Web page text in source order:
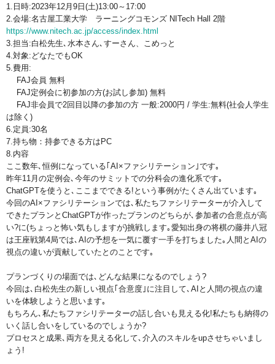
1.日時:2023年12月9日(土)13:00～17:00
2.会場:名古屋工業大学 ラーニングコモンズ NITech Hall 2階
https://www.nitech.ac.jp/access/index.html
3.担当:白松先生､水本さん､すーさん、こめっと
4.対象:どなたでもOK
5.費用:
FAJ会員 無料
FAJ定例会に初参加の方(お試し参加) 無料
FAJ非会員で2回目以降の参加の方 一般:2000円 / 学生:無料(社会人学生
は除く)
6.定員:30名
7.持ち物：持参できる方はPC
8.内容
ここ数年､恒例になっている｢AI×ファシリテーション｣です｡
昨年11月の定例会､今年のサミットでの分科会の進化系です｡
ChatGPTを使うと､ここまでできる!という事例がたくさん出ています｡
今回のAI×ファシリテーションでは､私たちファシリテーターが介入して
できたプランとChatGPTが作ったプランのどちらが､参加者の合意点が高
い?に(ちょっと怖い気もしますが)挑戦します｡愛知出身の将棋の藤井八冠
は王座戦第4局では､AIの予想を一気に覆す一手を打ちました｡人間とAIの
視点の違いが貢献していたとのことです｡
プランづくりの場面では､どんな結果になるのでしょう?
今回は､白松先生の新しい視点｢合意度｣に注目して､AIと人間の視点の違
いを体験しようと思います｡
もちろん､私たちファシリテーターの話し合いも見える化!私たちも納得の
いく話し合いをしているのでしょうか?
プロセスと成果､両方を見える化して､介入のスキルをupさせちゃいまし
ょう!